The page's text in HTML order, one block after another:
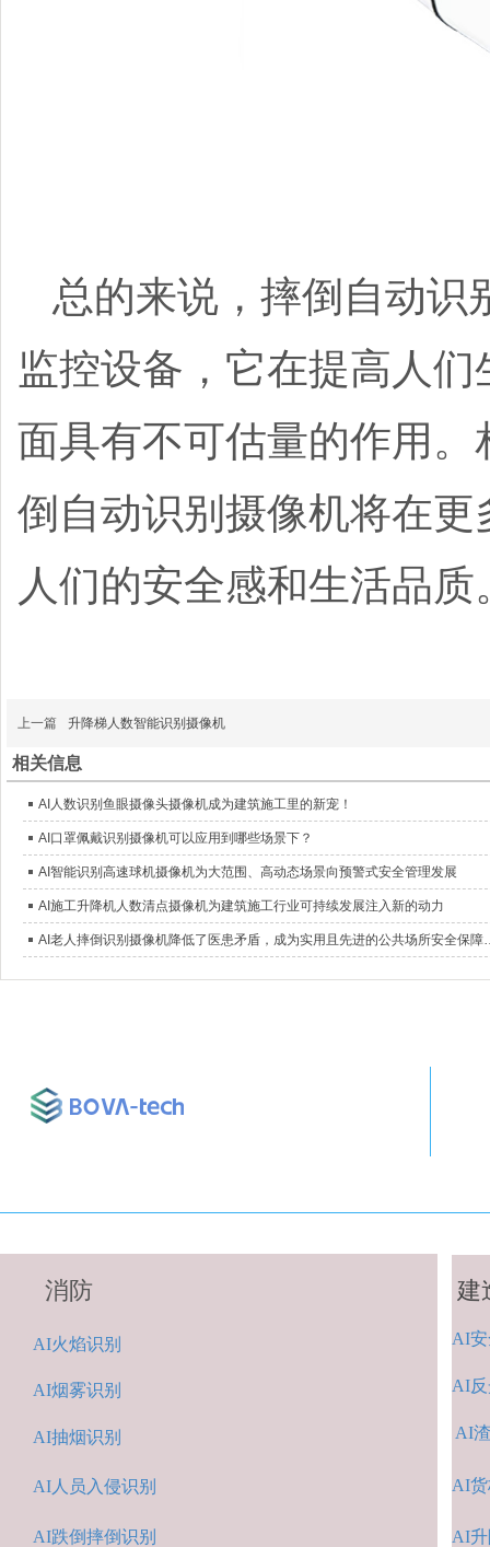
总的来说，摔倒自动识
监控设备，它在提高人
面具有不可估量的作用
倒自动识别摄像机将在
人们的安全感和生活品质
上一篇 升降梯人数智能识别摄像机
相关信息
AI人数识别鱼眼摄像头摄像机成为建筑施工里的新宠！
AI口罩佩戴识别摄像机可以应用到哪些场景下？
AI智能识别高速球机摄像机为大范围、高动态场景向预警式安全管理发展
AI施工升降机人数清点摄像机为建筑施工行业可持续发展注入新的动力
AI老人摔倒识别摄像机
AI人 员入侵识别
AI火焰识别
AI抽烟识别
AI跌倒摔倒识别
AI烟雾识别
建
AI
AI
AI货
AI反
AI
消防